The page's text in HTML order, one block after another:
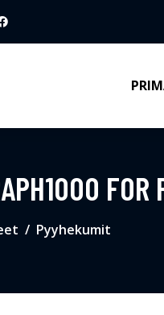
Pyyhekumit